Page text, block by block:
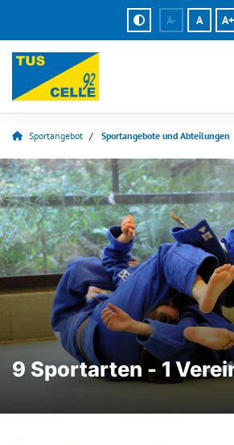
A- A A+
Sportangebot Sportangebote und Abteilungen
9 Sportarten - 1